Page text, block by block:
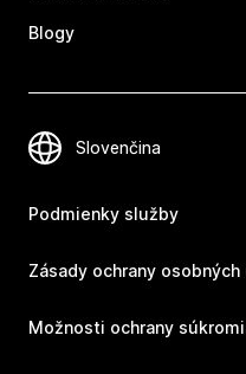
Blogy
Podmienky služby
Zásady ochrany
Možnosti ochrany